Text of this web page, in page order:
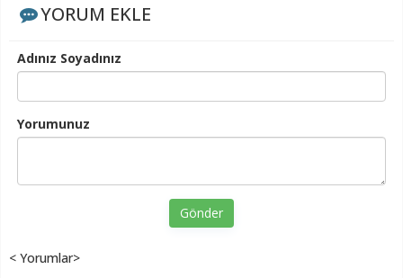
YORUM EKLE
Adınız Soyadınız
Yorumunuz
Gönder
< Yorumlar>